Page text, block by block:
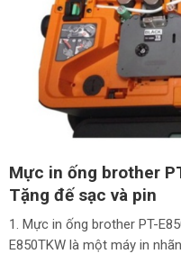
Mực in ống brother
Tặng đế sạc và pin
1. Mực in ống brother PT-
E850TKW là một máy in